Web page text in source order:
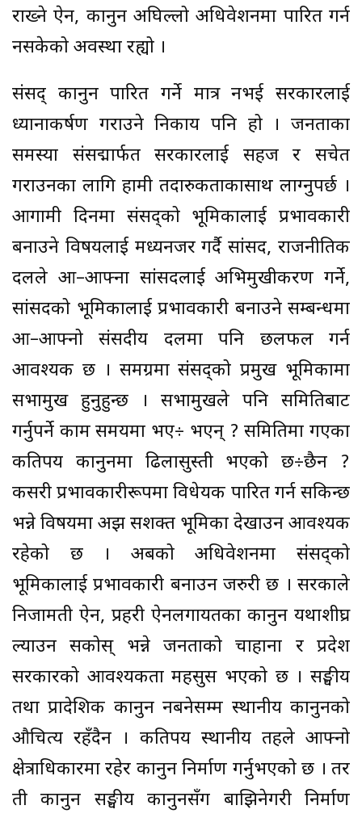
राख्ने ऐन, कानुन अघिल्लो अधिवेशनमा पारित गर्न
नसकेको अवस्था रह्यो ।
संसद् कानुन पारित गर्ने मात्र नभई सरकारलाई
ध्यानाकर्षण गराउने निकाय पनि हो । जनताका
समस्या संसद्मार्फत सरकारलाई सहज र सचेत
गराउनका लागि हामी तदारुकताकासाथ लाग्नुपर्छ ।
आगामी दिनमा संसद्को भूमिकालाई प्रभावकारी
बनाउने विषयलाई मध्यनजर गर्दै सांसद, राजनीतिक
दलले आ–आफ्ना सांसदलाई अभिमुखीकरण गर्ने,
सांसदको भूमिकालाई प्रभावकारी बनाउने सम्बन्धमा
आ–आफ्नो संसदीय दलमा पनि छलफल गर्न
आवश्यक छ । समग्रमा संसद्को प्रमुख भूमिकामा
सभामुख हुनुहुन्छ । सभामुखले पनि समितिबाट
गर्नुपर्ने काम समयमा भए÷ भएन् ? समितिमा गएका
कतिपय कानुनमा ढिलासुस्ती भएको छ÷छैन ?
कसरी प्रभावकारीरूपमा विधेयक पारित गर्न सकिन्छ
भन्ने विषयमा अझ सशक्त भूमिका देखाउन आवश्यक
रहेको छ । अबको अधिवेशनमा संसद्को
भूमिकालाई प्रभावकारी बनाउन जरुरी छ । सरकाले
निजामती ऐन, प्रहरी ऐनलगायतका कानुन यथाशीघ्र
ल्याउन सकोस् भन्ने जनताको चाहाना र प्रदेश
सरकारको आवश्यकता महसुस भएको छ । सङ्घीय
तथा प्रादेशिक कानुन नबनेसम्म स्थानीय कानुनको
औचित्य रहँदैन । कतिपय स्थानीय तहले आफ्नो
क्षेत्राधिकारमा रहेर कानुन निर्माण गर्नुभएको छ । तर
ती कानुन सङ्घीय कानुनसँग बाझिनेगरी निर्माण